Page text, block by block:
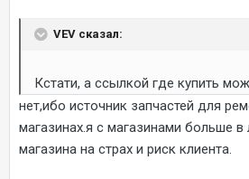
VEV сказал:
Кстати, а ссылкой где купить
нет,ибо источник запчастей для
магазинах.я с магазинами больше
магазина на страх и риск клиента.